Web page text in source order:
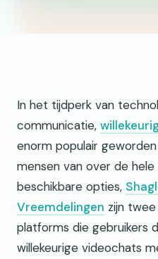
In het tijdperk van
communicatie,
enorm populair
mensen van over de
beschikbare opties,
Vreemdelingen zijn
platforms die gebruikers
willekeurige videochats